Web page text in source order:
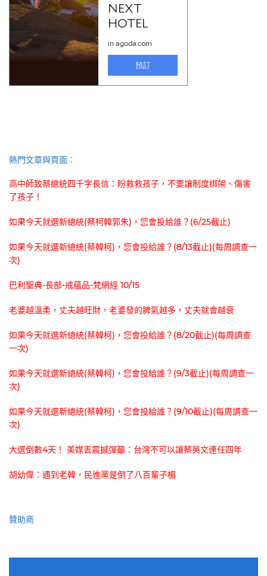
熱門文章與頁面︰
高中師致蔡總統四千字長信：盼救救孩子，不要讓制度綁架、傷害
了孩子！
如果今天就選新總統(蔡柯韓郭朱)，您會投給誰？(6/25截止)
如果今天就選新總統(蔡韓柯)，您會投給誰？(8/13截止)(每周調查一
次)
巴利聖典-長部-戒蘊品-梵網經 10/15
老婆越溫柔，丈夫越旺財，老婆發的脾氣越多，丈夫就會越衰
如果今天就選新總統(蔡韓柯)，您會投給誰？(8/20截止)(每周調查
一次)
如果今天就選新總統(蔡韓柯)，您會投給誰？(9/3截止)(每周調查一
次)
如果今天就選新總統(蔡韓柯)，您會投給誰？(9/10截止)(每周調查一
次)
大選倒數4天！ 美媒丟震撼彈籲：台灣不可以讓蔡英文連任四年
胡幼偉：遇到老韓，民進黨是倒了八百輩子楣
贊助商